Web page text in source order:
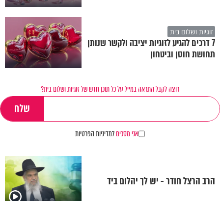
זוגיות ושלום בית
7 דרכים להגיע לזוגיות יציבה ולקשר שנותן
תחושת חוסן וביטחון
רוצה לקבל התראה במייל על כל תוכן חדש של זוגיות ושלום בית?
אני מסכיםלמדיניות הפרטיות
הרב הרצל חודר - יש לך יהלום ביד